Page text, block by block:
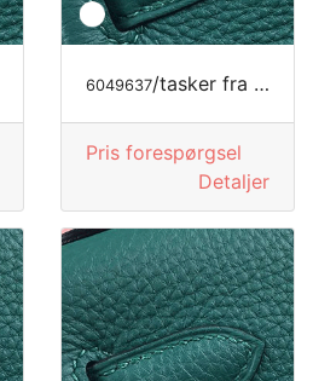
6049637/tasker fra LONGCHAMP
Pris forespørgsel
Detaljer